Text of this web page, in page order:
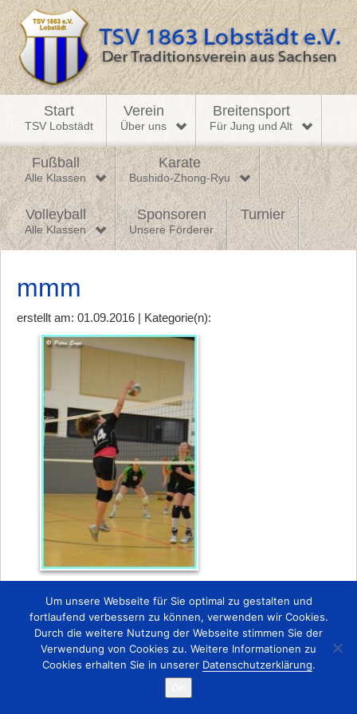
Start
TSV Lobstädt
Verein
Über uns
Breitensport
Für Jung und Alt
Fußball
Alle Klassen
Karate
Bushido-Zhong-Ryu
Volleyball
Alle Klassen
Sponsoren
Unsere Förderer
Turnier
mmm
erstellt am: 01.09.2016 | Kategorie(n):
Zurück
Startseite Kontakt Impressum
Copyright © 2015 TSV 1863 Lobstädt e.V.
Um unsere Webseite für Sie optimal zu gestalten und
fortlaufend verbessern zu können, verwenden wir Cookies.
Durch die weitere Nutzung der Webseite stimmen Sie der
Verwendung von Cookies zu. Weitere Informationen zu
Cookies erhalten Sie in unserer Datenschutzerklärung.